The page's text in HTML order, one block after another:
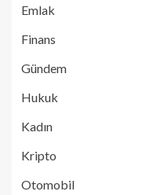
Emlak
Finans
Gündem
Hukuk
Kadın
Kripto
Otomobil